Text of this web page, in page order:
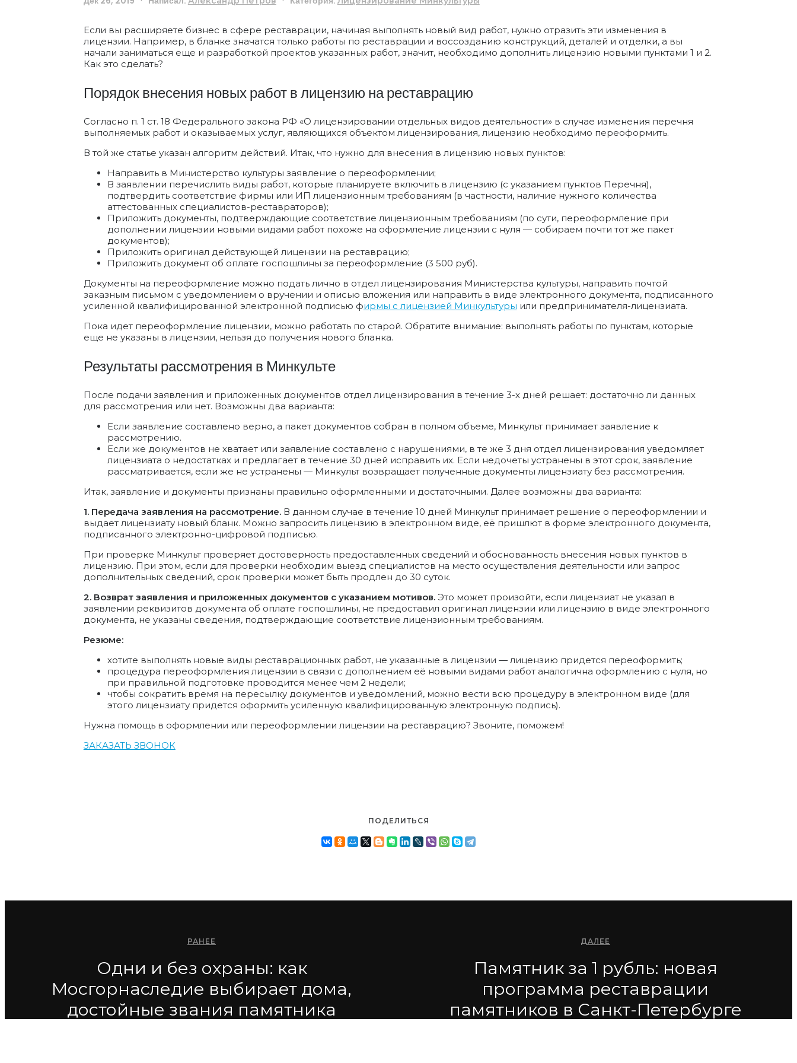
Если вы расширяете бизнес в сфере реставрации, начиная выполнять новый вид работ, нужно отразить эти изменения в
лицензии. Например, в бланке значатся только работы по реставрации и воссозданию конструкций, деталей и отделки, а вы
начали заниматься еще и разработкой проектов указанных работ, значит, необходимо дополнить лицензию новыми пунктами 1 и 2.
Как это сделать?
Порядок внесения новых работ в лицензию на реставрацию
Согласно п. 1 ст. 18 Федерального закона РФ «О лицензировании отдельных видов деятельности» в случае изменения перечня
выполняемых работ и оказываемых услуг, являющихся объектом лицензирования, лицензию необходимо переоформить.
В той же статье указан алгоритм действий. Итак, что нужно для внесения в лицензию новых пунктов:
Направить в Министерство культуры заявление о переоформлении;
В заявлении перечислить виды работ, которые планируете включить в лицензию (с указанием пунктов Перечня),
подтвердить соответствие фирмы или ИП лицензионным требованиям (в частности, наличие нужного количества
аттестованных специалистов-реставраторов);
Приложить документы, подтверждающие соответствие лицензионным требованиям (по сути, переоформление при
дополнении лицензии новыми видами работ похоже на оформление лицензии с нуля — собираем почти тот же пакет
документов);
Приложить оригинал действующей лицензии на реставрацию;
Приложить документ об оплате госпошлины за переоформление (3 500 руб).
Документы на переоформление можно подать лично в отдел лицензирования Министерства культуры, направить почтой
заказным письмом с уведомлением о вручении и описью вложения или направить в виде электронного документа, подписанного
усиленной квалифицированной электронной подписью фирмы с лицензией Минкультуры или предпринимателя-лицензиата.
Пока идет переоформление лицензии, можно работать по старой. Обратите внимание: выполнять работы по пунктам, которые
еще не указаны в лицензии, нельзя до получения нового бланка.
Результаты рассмотрения в Минкульте
После подачи заявления и приложенных документов отдел лицензирования в течение 3-х дней решает: достаточно ли данных
для рассмотрения или нет. Возможны два варианта:
Если заявление составлено верно, а пакет документов собран в полном объеме, Минкульт принимает заявление к
рассмотрению.
Если же документов не хватает или заявление составлено с нарушениями, в те же 3 дня отдел лицензирования уведомляет
лицензиата о недостатках и предлагает в течение 30 дней исправить их. Если недочеты устранены в этот срок, заявление
рассматривается, если же не устранены — Минкульт возвращает полученные документы лицензиату без рассмотрения.
Итак, заявление и документы признаны правильно оформленными и достаточными. Далее возможны два варианта:
1. Передача заявления на рассмотрение. В данном случае в течение 10 дней Минкульт принимает решение о переоформлении и
выдает лицензиату новый бланк. Можно запросить лицензию в электронном виде, её пришлют в форме электронного документа,
подписанного электронно-цифровой подписью.
При проверке Минкульт проверяет достоверность предоставленных сведений и обоснованность внесения новых пунктов в
лицензию. При этом, если для проверки необходим выезд специалистов на место осуществления деятельности или запрос
дополнительных сведений, срок проверки может быть продлен до 30 суток.
2. Возврат заявления и приложенных документов с указанием мотивов. Это может произойти, если лицензиат не указал в
заявлении реквизитов документа об оплате госпошлины, не предоставил оригинал лицензии или лицензию в виде электронного
документа, не указаны сведения, подтверждающие соответствие лицензионным требованиям.
Резюме:
хотите выполнять новые виды реставрационных работ, не указанные в лицензии — лицензию придется переоформить;
процедура переоформления лицензии в связи с дополнением её новыми видами работ аналогична оформлению с нуля, но
при правильной подготовке проводится менее чем 2 недели;
чтобы сократить время на пересылку документов и уведомлений, можно вести всю процедуру в электронном виде (для
этого лицензиату придется оформить усиленную квалифицированную электронную подпись).
Нужна помощь в оформлении или переоформлении лицензии на реставрацию? Звоните, поможем!
ЗАКАЗАТЬ ЗВОНОК
ПОДЕЛИТЬСЯ
РАНЕЕ
Одни и без охраны: как
Мосгорнаследие выбирает дома,
достойные звания памятника
ДАЛЕЕ
Памятник за 1 рубль: новая
программа реставрации
памятников в Санкт-Петербурге